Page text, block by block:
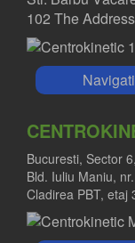
102 The
Bucuresti, Sector 6,
Bld. Iuliu Maniu,
Cladirea PBT, etaj